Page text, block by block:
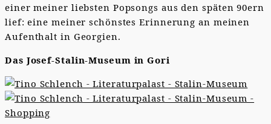
einer meiner liebsten Popsongs aus den späten 90ern
lief: eine meiner schönstes Erinnerung an meinen
Aufenthalt in Georgien.
Das Josef-Stalin-Museum in Gori